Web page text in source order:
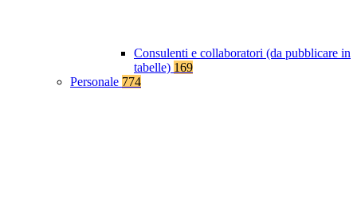
Consulenti e collaboratori (da pubblicare in
tabelle) 169
Personale 774